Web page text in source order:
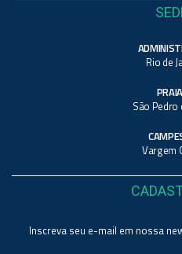
Rio de
São Pedro
Vargem
Inscreva seu e-mail em nossa